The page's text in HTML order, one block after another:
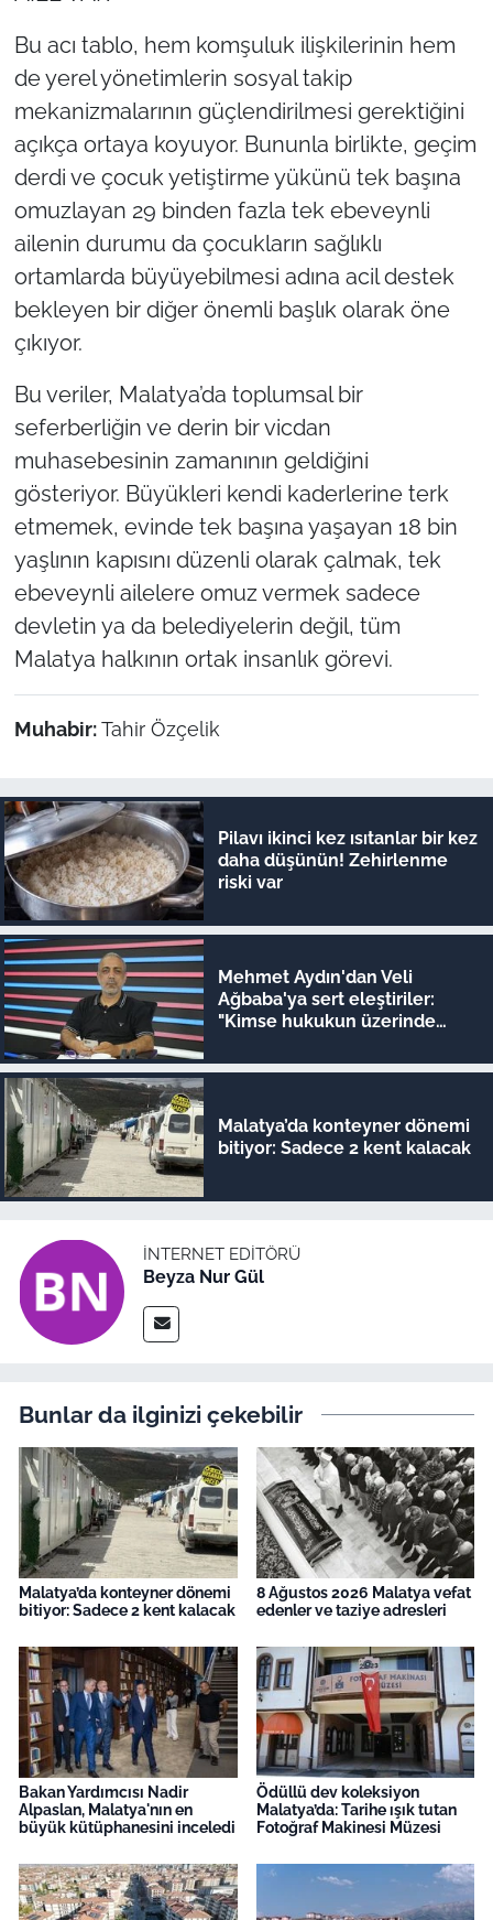
Bu acı tablo, hem komşuluk ilişkilerinin hem
de yerel yönetimlerin sosyal takip
mekanizmalarının güçlendirilmesi gerektiğini
açıkça ortaya koyuyor. Bununla birlikte, geçim
derdi ve çocuk yetiştirme yükünü tek başına
omuzlayan 29 binden fazla tek ebeveynli
ailenin durumu da çocukların sağlıklı
ortamlarda büyüyebilmesi adına acil destek
bekleyen bir diğer önemli başlık olarak öne
çıkıyor.
Bu veriler, Malatya’da toplumsal bir
seferberliğin ve derin bir vicdan
muhasebesinin zamanının geldiğini
gösteriyor. Büyükleri kendi kaderlerine terk
etmemek, evinde tek başına yaşayan 18 bin
yaşlının kapısını düzenli olarak çalmak, tek
ebeveynli ailelere omuz vermek sadece
devletin ya da belediyelerin değil, tüm
Malatya halkının ortak insanlık görevi.
Muhabir: Tahir Özçelik
Pilavı ikinci kez ısıtanlar bir kez
daha düşünün! Zehirlenme
riski var
Mehmet Aydın'dan Veli
Ağbaba'ya sert eleştiriler:
"Kimse hukukun üzerinde
Malatya’da konteyner dönemi
bitiyor: Sadece 2 kent kalacak
İNTERNET EDITÖRÜ
Beyza Nur Gül
Bunlar da ilginizi çekebilir
Malatya’da konteyner dönemi
bitiyor: Sadece 2 kent kalacak
8 Ağustos 2026 Malatya vefat
edenler ve taziye adresleri
Bakan Yardımcısı Nadir
Alpaslan, Malatya'nın en
büyük kütüphanesini inceledi
Ödüllü dev koleksiyon
Malatya’da: Tarihe ışık tutan
Fotoğraf Makinesi Müzesi